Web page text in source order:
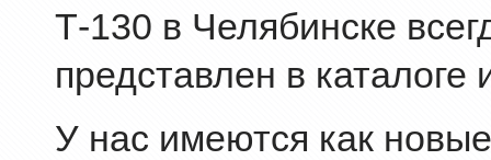
Т-130 в Челябинске
представлен в каталоге
У нас имеются как